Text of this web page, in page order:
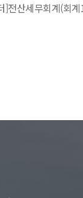
]전산세무회계(회